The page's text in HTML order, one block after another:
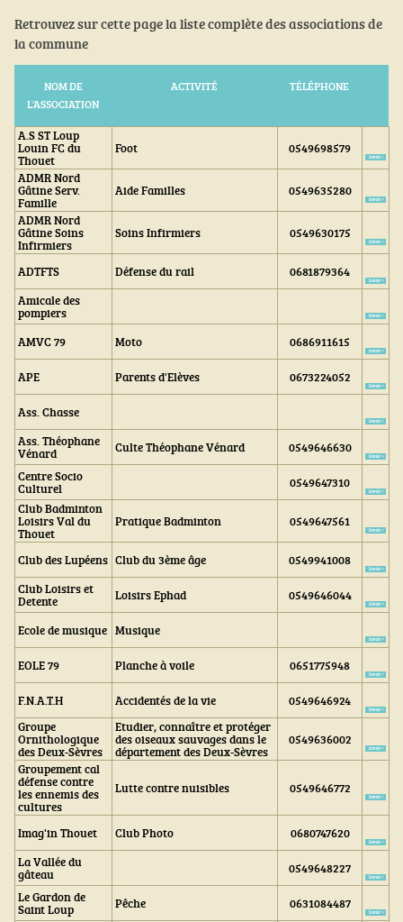
Retrouvez sur cette page la liste complète des associations de
la commune
NOM DE
L'ASSOCIATION
ACTIVITÉ TÉLÉPHONE
A.S ST Loup
Louin FC du
Thouet
Foot
0549698579
ADMR Nord
Gâtine Serv.
Famille
Aide Familles
0549635280
ADMR Nord
Gâtine Soins
Infirmiers
Soins Infirmiers 0549630175
ADTFTS Défense du rail
0681879364
Amicale des
pompiers
AMVC 79
Moto 0686911615
APE Parents d'Elèves 0673224052
Ass. Chasse
Ass. Théophane
Vénard Culte Théophane Vénard
0549646630
Centre Socio
Culturel
0549647310
Club Badminton
Loisirs Val du
Thouet
Pratique Badminton 0549647561
Club des Lupéens Club du 3ème âge
0549941008
Club Loisirs et
Detente Loisirs Ephad 0549646044
Ecole de musique Musique
EOLE 79 Planche à voile 0651775948
F.N.A.T.H Accidentés de la vie
0549646924
Groupe
Ornithologique
des Deux-Sèvres
Etudier, connaître et protéger
des oiseaux sauvages dans le
département des Deux-Sèvres
0549636002
Groupement cal
défense contre
les ennemis des
cultures
Lutte contre nuisibles 0549646772
Imag'in Thouet Club Photo
0680747620
La Vallée du
gâteau
0549648227
Le Gardon de
Saint Loup Pêche 0631084487